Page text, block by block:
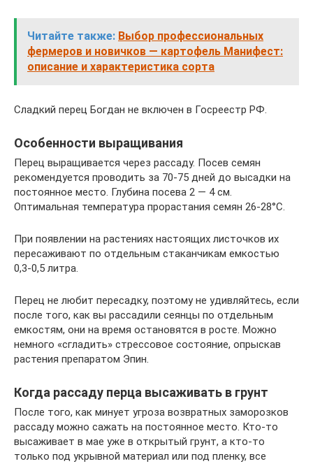
Читайте также: Выбор профессиональных
фермеров и новичков — картофель Манифест:
описание и характеристика сорта
Сладкий перец Богдан не включен в Госреестр РФ.
Особенности выращивания
Перец выращивается через рассаду. Посев семян
рекомендуется проводить за 70-75 дней до высадки на
постоянное место. Глубина посева 2 — 4 см.
Оптимальная температура прорастания семян 26-28°С.
При появлении на растениях настоящих листочков их
пересаживают по отдельным стаканчикам емкостью
0,3-0,5 литра.
Перец не любит пересадку, поэтому не удивляйтесь, если
после того, как вы рассадили сеянцы по отдельным
емкостям, они на время остановятся в росте. Можно
немного «сгладить» стрессовое состояние, опрыскав
растения препаратом Эпин.
Когда рассаду перца высаживать в грунт
После того, как минует угроза возвратных заморозков
рассаду можно сажать на постоянное место. Кто-то
высаживает в мае уже в открытый грунт, а кто-то
только под укрывной материал или под пленку, все